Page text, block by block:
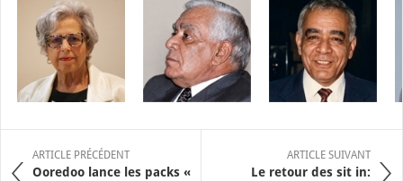
ARTICLE PRÉCÉDENT
Ooredoo lance les packs «
ARTICLE SUIVANT
Le retour des sit in: